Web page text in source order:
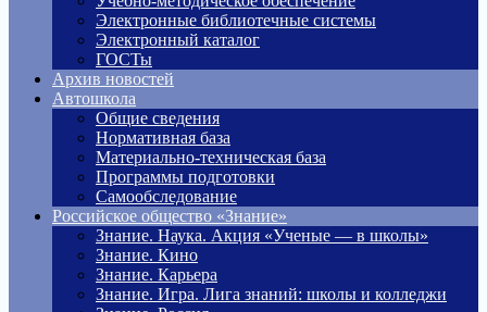
Электронные библиотечные системы
Электронный каталог
ГОСТы
Архив новостей
Автошкола
Общие сведения
Нормативная база
Материально-техническая база
Программы подготовки
Самообследование
Российское общество «Знание»
Знание. Наука. Акция «Ученые — в школы»
Знание. Кино
Знание. Карьера
Знание. Игра. Лига знаний: школы и колледжи